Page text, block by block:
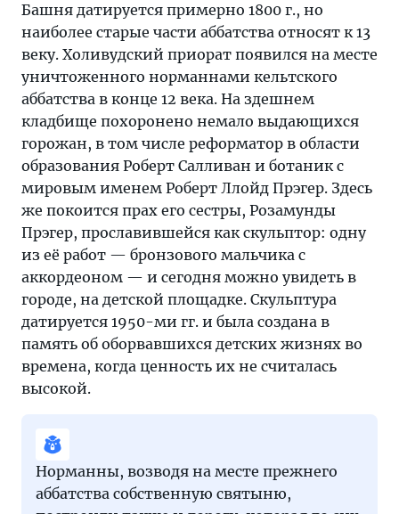
Башня датируется примерно 1800 г., но
наиболее старые части аббатства относят к 13
веку. Холивудский приорат появился на месте
уничтоженного норманнами кельтского
аббатства в конце 12 века. На здешнем
кладбище похоронено немало выдающихся
горожан, в том числе реформатор в области
образования Роберт Салливан и ботаник с
мировым именем Роберт Ллойд Прэгер. Здесь
же покоится прах его сестры, Розамунды
Прэгер, прославившейся как скульптор: одну
из её работ — бронзового мальчика с
аккордеоном — и сегодня можно увидеть в
городе, на детской площадке. Скульптура
датируется 1950-ми гг. и была создана в
память об оборвавшихся детских жизнях во
времена, когда ценность их не считалась
высокой.
Норманны, возводя на месте прежнего
аббатства собственную святыню,